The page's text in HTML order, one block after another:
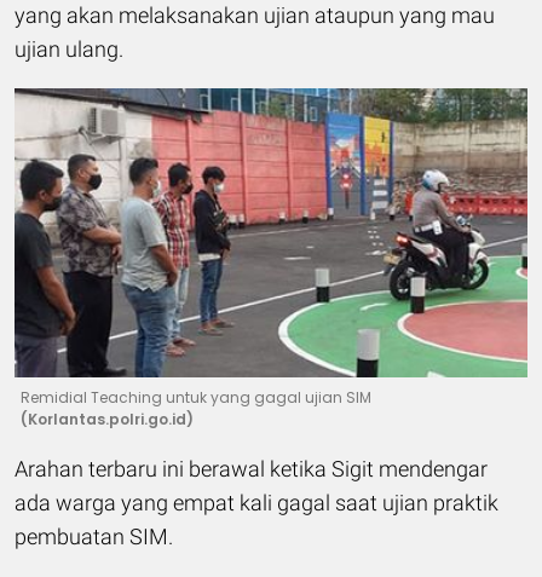
yang akan melaksanakan ujian ataupun yang mau
ujian ulang.
Remidial Teaching untuk yang gagal ujian SIM
(Korlantas.polri.go.id)
Arahan terbaru ini berawal ketika Sigit mendengar
ada warga yang empat kali gagal saat ujian praktik
pembuatan SIM.